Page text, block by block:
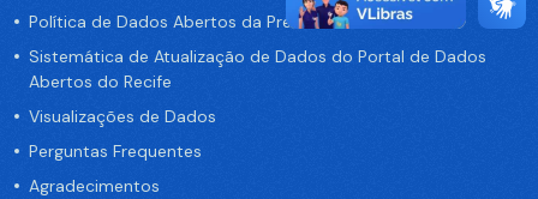
Política de Dados Abertos da Prefeitura do Recife
Sistemática de Atualização de Dados do Portal de Dados
Abertos do Recife
Visualizações de Dados
Perguntas Frequentes
Agradecimentos